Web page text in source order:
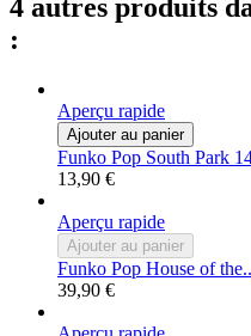
4 autres produits
:
Aperçu rapide
Ajouter au panier
Funko Pop South Park
13,90 €
Aperçu rapide
Ajouter au panier
Funko Pop House of
39,90 €